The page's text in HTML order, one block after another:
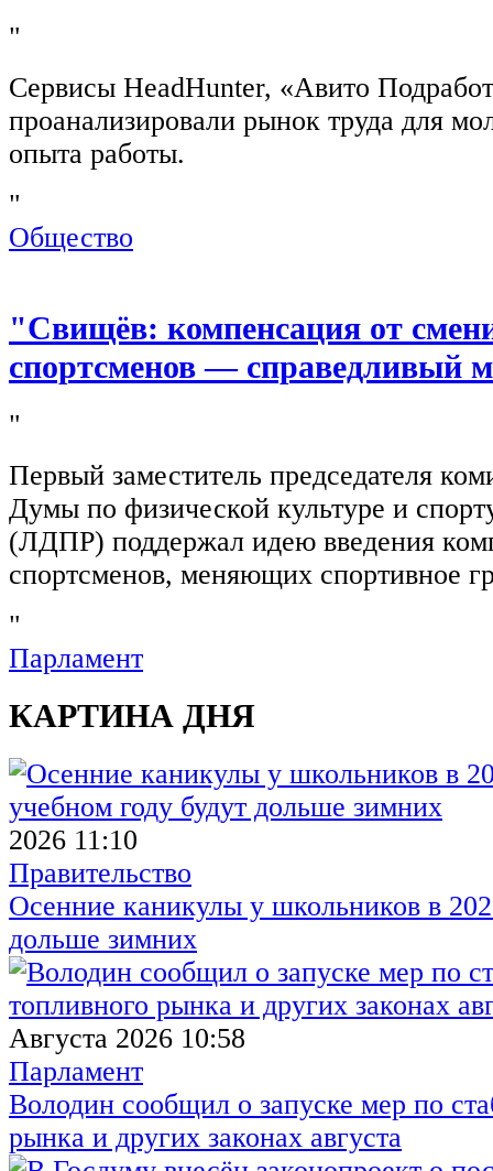
"
Сервисы HeadHunter, «Авито
проанализировали рынок труда для
опыта работы.
"
Общество
"Свищёв: компенсация от
спортсменов — справедливый
"
Первый заместитель председателя
Думы по физической культуре и
(ЛДПР) поддержал идею введения
спортсменов, меняющих спортивное
"
Парламент
КАРТИНА ДНЯ
2026 11:10
Правительство
Осенние каникулы у школьников в
дольше зимних
Августа 2026 10:58
Парламент
Володин сообщил о запуске мер по
рынка и других законах августа